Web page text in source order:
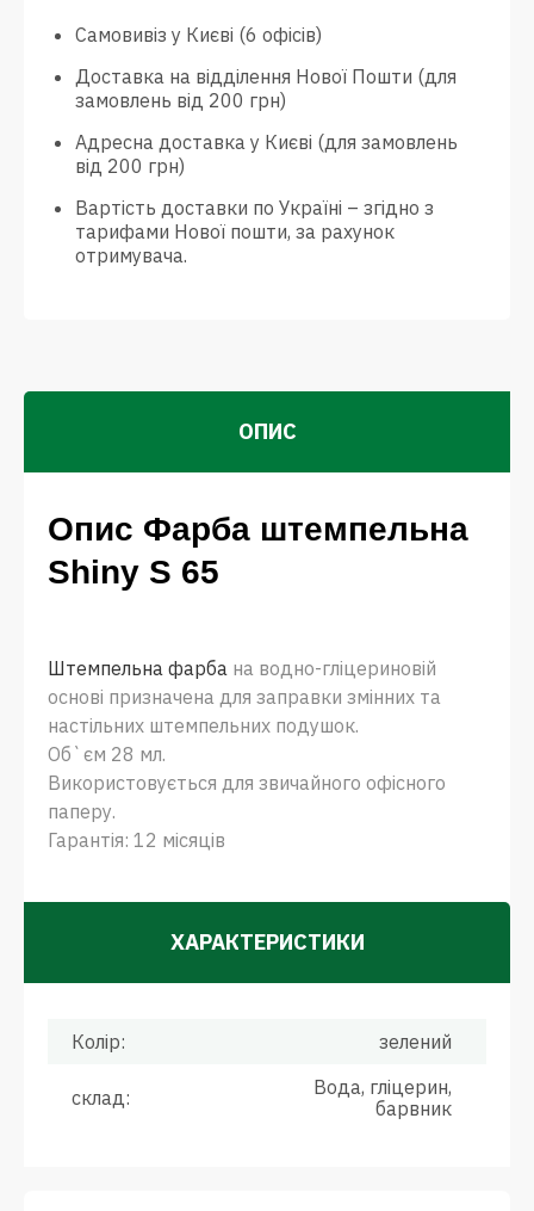
Самовивіз у Києві (6 офісів)
Доставка на відділення Нової Пошти (для
замовлень від 200 грн)
Адресна доставка у Києві (для замовлень
від 200 грн)
Вартість доставки по Україні – згідно з
тарифами Нової пошти, за рахунок
отримувача.
ОПИС
Опис Фарба штемпельна
Shiny S 65
Штемпельна фарба на водно-гліцериновій
основі призначена для заправки змінних та
настільних штемпельних подушок.
Об`єм 28 мл.
Використовується для звичайного офісного
паперу.
Гарантія: 12 місяців
ХАРАКТЕРИСТИКИ
Колір: зелений
склад:
Вода, гліцерин,
барвник